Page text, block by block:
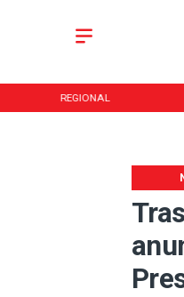
REGIONAL